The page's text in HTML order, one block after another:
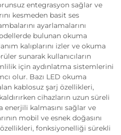
entegrasyon sağlar ve
kesmeden basit ses
ayarlamalarını
bulunan okuma
kalıplarını izler ve okuma
sunarak kullanıcıların
için aydınlatma sistemlerini
olur. Bazı LED okuma
kablosuz şarj özellikleri,
cihazların uzun süreli
kalmasını sağlar ve
mobil ve esnek doğasını
fonksiyonelliği sürekli